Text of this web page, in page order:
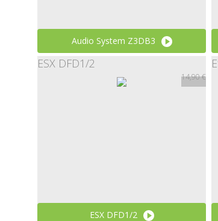
Audio System Z3DB3
ESX DFD1/2
14,90 €
ESX DFD1/2